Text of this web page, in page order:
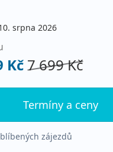
srpna 2026
Kč7 699 Kč
Termíny a ceny
zájezdů